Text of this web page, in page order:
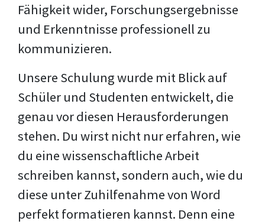
Fähigkeit wider, Forschungsergebnisse
und Erkenntnisse professionell zu
kommunizieren.
Unsere Schulung wurde mit Blick auf
Schüler und Studenten entwickelt, die
genau vor diesen Herausforderungen
stehen. Du wirst nicht nur erfahren, wie
du eine wissenschaftliche Arbeit
schreiben kannst, sondern auch, wie du
diese unter Zuhilfenahme von Word
perfekt formatieren kannst. Denn eine